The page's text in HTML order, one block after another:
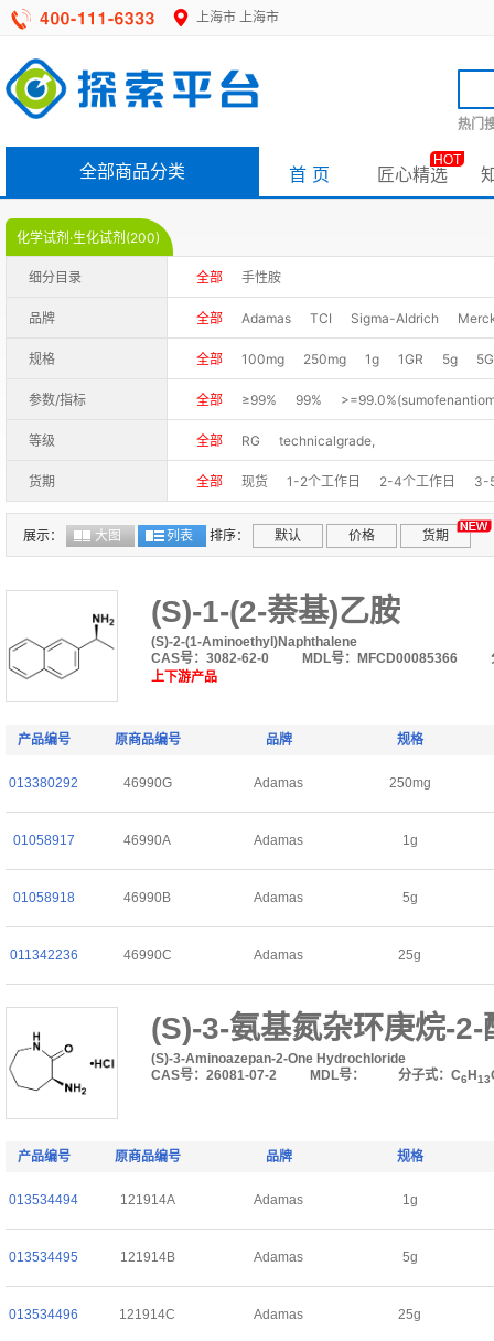
上海市 上海市
热门
全部商品分类 首 页 匠心精选
HOT
化学试剂·生化试剂(200)
细分目录 全部 手性胺
品牌 全部 Adamas TCI Sigma-Aldrich
规格 全部 100mg 250mg 1g 1GR 5g
500ml
1KG 2.5kg 2.5L 25kg
参数/指标 全部 ≥99% 99%
99%+(GC-MS)
99%+(HPLC)
98%+(LC-MS)
98%(GC-MS)
98%+(GC-
97%(GC-MS)
95% ≥95% 95+%
95%+
94%(HPLC)
97% 99%+,用于合成外消旋体
等级 全部 RG technicalgrade,
货期 全部 现货 1-2个工作日 2-4个工作日 3-
展示： 大图 列表 排序： 默认 价格 货期
(S)-1-(2-萘基)乙胺
(S)-2-(1-Aminoethyl)Naphthalene
CAS号：3082-62-0
MDL号：MFCD00085366
上下游产品
产品编号 原商品编号 品牌 规格
013380292 46990G Adamas 250mg
01058917 46990A Adamas 1g
01058918 46990B Adamas 5g
011342236 46990C Adamas 25g
(S)-3-氨基氮杂环庚烷-2-
(S)-3-Aminoazepan-2-One Hydrochloride
CAS号：26081-07-2
MDL号： 分子式：C6 H 13
产品编号 原商品编号 品牌 规格
013534494 121914A Adamas 1g
013534495 121914B Adamas 5g
013534496 121914C Adamas 25g